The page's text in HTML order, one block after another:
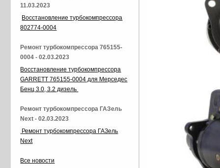
11.03.2023
Восстановление турбокомпрессора
802774-0004
Ремонт турбокомпрессора 765155-
0004 - 02.03.2023
Восстановление турбокомпрессора
GARRETT 765155-0004 для Мерседес
Бенц 3.0, 3.2 дизель
Ремонт турбокомпрессора ГАЗель
Next - 02.03.2023
Ремонт турбокомпрессора ГАЗель
Next
Все новости